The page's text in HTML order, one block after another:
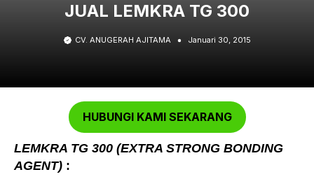
JUAL LEMKRA TG 300
CV. ANUGERAH AJITAMA Januari 30, 2015
HUBUNGI KAMI SEKARANG
LEMKRA TG 300 (EXTRA STRONG BONDING
AGENT) :